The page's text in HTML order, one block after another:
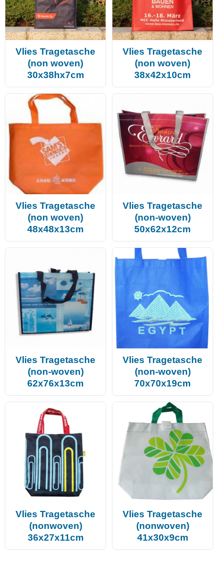
Vlies Tragetasche
(non woven)
30x38hx7cm
Vlies Tragetasche
(non woven)
38x42x10cm
Vlies Tragetasche
(non woven)
48x48x13cm
Vlies Tragetasche
(non-woven)
50x62x12cm
Vlies Tragetasche
(non-woven)
62x76x13cm
Vlies Tragetasche
(non-woven)
70x70x19cm
Vlies Tragetasche
(nonwoven)
36x27x11cm
Vlies Tragetasche
(nonwoven)
41x30x9cm